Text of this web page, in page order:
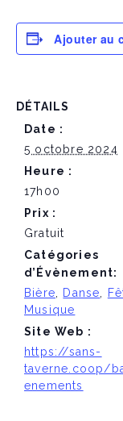
Ajouter au
DÉTAILS
Date :
5 octobre 2024
Heure :
17h00
Prix :
Gratuit
Catégories
d’Évènement:
Bière
Danse
Musique
Site Web :
https://sans-
taverne.coop/
enements